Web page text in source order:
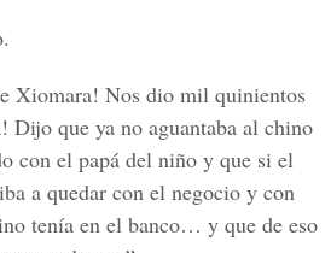
Xiomara! Nos dio mil quinientos
Dijo que ya no aguantaba al chino
con el papá del niño y que si el
a quedar con el negocio y con
tenía en el banco… y que de eso